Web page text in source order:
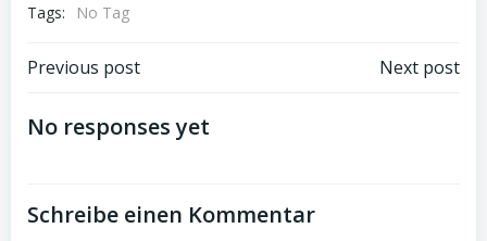
Tags:
No Tag
Post
navigation
Previous post Next post
No responses yet
Schreibe einen Kommentar